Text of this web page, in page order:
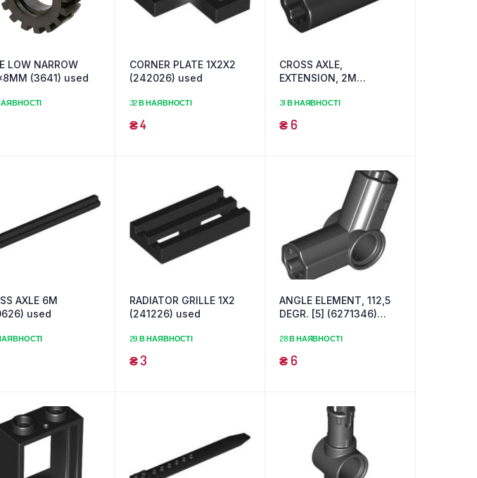
LOW NARROW
(3641) used
CORNER PLATE 1X2X2
(242026) used
32 В НАЯВНОСТІ
₴4
CROSS AXLE,
EXTENSION, 2M
31 В НАЯВНОСТІ
₴ 6
AXLE 6M
used
RADIATOR GRILLE 1X2
(241226) used
29 В НАЯВНОСТІ
₴3
ANGLE ELEMENT, 112,5
DEGR. [5] (6271346)
28 В НАЯВНОСТІ
₴ 6